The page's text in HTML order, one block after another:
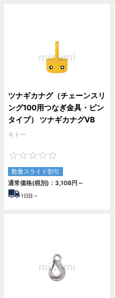
ツナギカナグ（チェーンスリ
ング100用つなぎ金具・ピン
タイプ） ツナギカナグVB
キトー
数量スライド割引
通常価格(税別)： 3,108円 ～
1日目～